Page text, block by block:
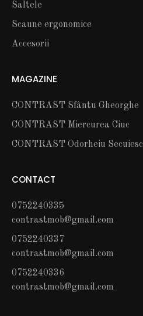
Saltele
Scaune ergonomice
Accesorii
MAGAZINE
CONTRAST Sfântu Gheorghe
CONTRAST Miercurea Ciuc
CONTRAST Odorheiu Secuiesc
CONTACT
0752240335
contrastmob@gmail.com
0752240337
contrastmob@gmail.com
0752240336
contrastmob@gmail.com